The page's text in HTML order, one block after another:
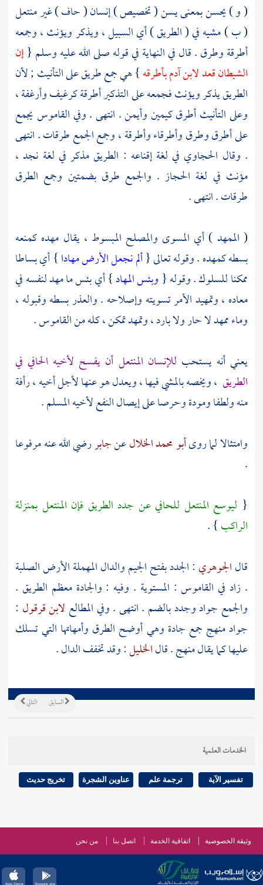
( و ) يحسن بمعنى يسن ( تخصيص ) إنسان ( حاف ) غير منتعل
( ب ) مشيه في ( الطريق ) أي السبيل ، ويذكر ويؤنث ، وجمعه
أطرقة وطرق . قال في النهاية في قوله صلى الله عليه وسلم {إن
الشيطان قعد لابنآدمبأطرقه} هي جمع طريق على التأنيث ; لأن
الطريق يذكر ويؤنث فجمعه على التذكير أطرقة كرغيف وأرغفة ،
وعلى التأنيث أطرق كيمين وأيمن . انتهى . وفي القاموس يجمع
على أطرق وطرق وأطرقاء وأطرقة ، وجمع الجمع طرقات . انتهى
. وقال الحجاوي في لغة إقناعه : الطريق مذكر في لغة نجد ،
مؤنث في لغة الحجاز . والجمع طرق بضمتين وجمع الطرق
طرقات . انتهى .
( الممهد ) أي المسوى والمصلح المبسوط ، يقال مهده كمنعه
بسطه كمهده . وقوله تعالى {ألم نجعل الأرض مهادا} أي بساطا
ممكنا للسلوك . وقوله { وبئس المهاد} أي بئس ما مهد لنفسه في
معاده ، وتمهيد الأمر تسويته وإصلاحه . والعذر بسطه وقبوله ،
وماء ممهد لا حار ولا بارد ، وتمهد تمكن ، كله من القاموس .
يعني أنه يستحب للإنسان المنتعل أن يفسح لأخيه الحافي في
الطريق ، ويخصه بالمشي فيها ، ويعدل هو عنها لأجل أخيه ، رأفة
منه ولطفا ومودة وحرصا على إيصال النفع لأخيه المسلم .
وامتثالا لما روىأبو محمد الخلالعنجابررضي الله عنه مرفوعا
.
{ ليوسع المنتعل للحافي عن جدد الطريق فإن المنتعل بمنزلة
الراكب} .
قالالجوهري : الجدد بفتح الجيم والدال المهملة الأرض الصلبة
. زاد في القاموس : المستوية . وفيه : والجادة معظم الطريق .
والجمع جواد وجدد بالضم . انتهى . وفي المطالع لابن قرقول :
جواد منهج جمع جادة وهي أوضح الطرق وأمهاتها التي تسلك
عليها كما يقال منهج . قالالخليل: وقد تخفف الدال .
التالي السابق
الخدمات العلمية
تفسير الآية ترجمة علم عناوين الشجرة تخريج حديث
وثيقة الخصوصية اتفاقية الخدمة اتصل بنا من نحن